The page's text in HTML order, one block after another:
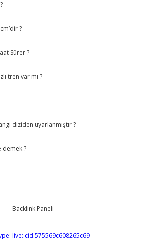
?
Sürer ?
tren var mı ?
diziden uyarlanmıştır ?
demek ?
live:.cid.575569c608265c69